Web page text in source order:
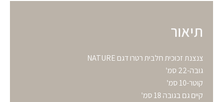
תיאור
צנצנת זכוכית חלבית רטרו דגם NATURE
גובה-22 סמ'
קוטר-10 סמ'
קיים גם בגובה 18 סמ'